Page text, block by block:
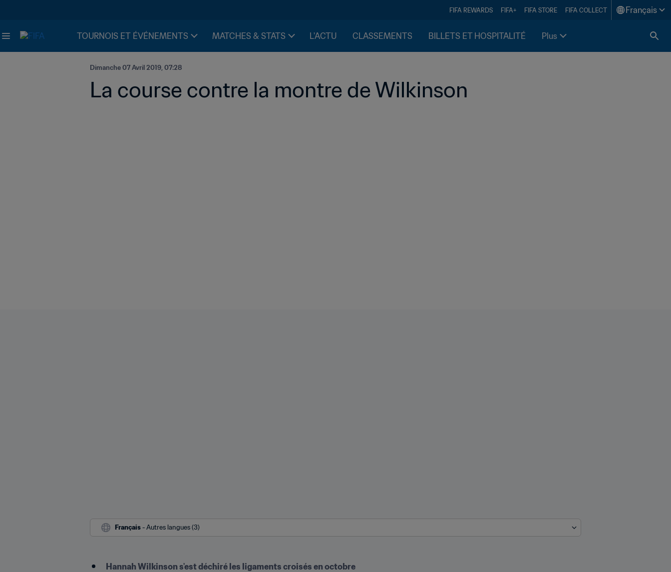
FIFA REWARDS FIFA+ FIFA STORE FIFA COLLECT Français
TOURNOIS ET ÉVÉNEMENTS MATCHES & STATS L'ACTU CLASSEMENTS BILLETS ET HOSPITALITÉ Plus
Dimanche 07 Avril 2019, 07:28
La course contre la montre de Wilkinson
Français - Autres langues (3)
Hannah Wilkinson s'est déchiré les ligaments croisés en octobre